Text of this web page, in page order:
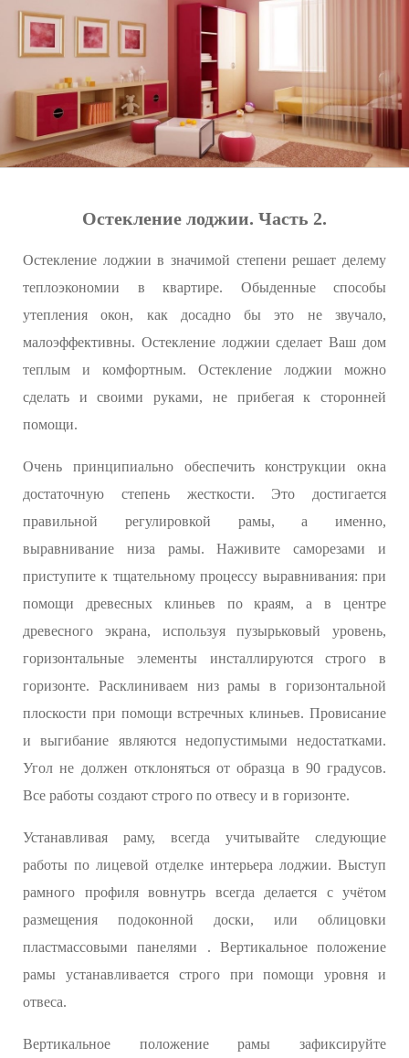
Остекление лоджии. Часть 2.
Остекление лоджии в значимой степени решает делему
теплоэкономии в квартире. Обыденные способы
утепления окон, как досадно бы это не звучало,
малоэффективны. Остекление лоджии сделает Ваш дом
теплым и комфортным. Остекление лоджии можно
сделать и своими руками, не прибегая к сторонней
помощи.
Очень принципиально обеспечить конструкции окна
достаточную степень жесткости. Это достигается
правильной регулировкой рамы, а именно,
выравнивание низа рамы. Наживите саморезами и
приступите к тщательному процессу выравнивания: при
помощи древесных клиньев по краям, а в центре
древесного экрана, используя пузырьковый уровень,
горизонтальные элементы инсталлируются строго в
горизонте. Расклиниваем низ рамы в горизонтальной
плоскости при помощи встречных клиньев. Провисание
и выгибание являются недопустимыми недостатками.
Угол не должен отклоняться от образца в 90 градусов.
Все работы создают строго по отвесу и в горизонте.
Устанавливая раму, всегда учитывайте следующие
работы по лицевой отделке интерьера лоджии. Выступ
рамного профиля вовнутрь всегда делается с учётом
размещения подоконной доски, или облицовки
пластмассовыми панелями . Вертикальное положение
рамы устанавливается строго при помощи уровня и
отвеса.
Вертикальное положение рамы зафиксируйте